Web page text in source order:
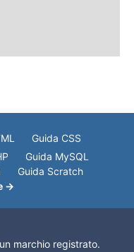
Guida CSS
Guida MySQL
Guida Scratch
→
marchio registrato.